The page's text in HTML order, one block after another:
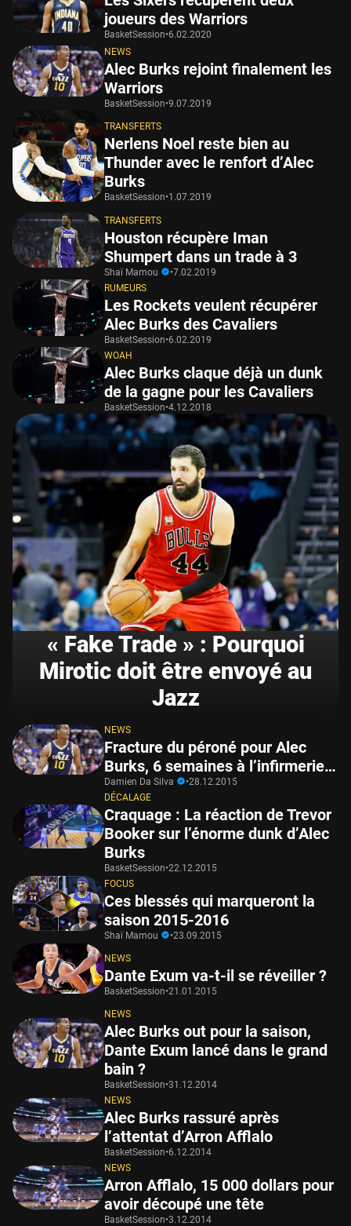
joueurs des Warriors
BasketSession•6.02.2020
NEWS
Alec Burks rejoint finalement les
Warriors
BasketSession•9.07.2019
TRANSFERTS
Nerlens Noel reste bien au
Thunder avec le renfort d’Alec
Burks
BasketSession•1.07.2019
TRANSFERTS
Houston récupère Iman
Shumpert dans un trade à 3
Shaï Mamou •7.02.2019
RUMEURS
Les Rockets veulent récupérer
Alec Burks des Cavaliers
BasketSession•6.02.2019
WOAH
Alec Burks claque déjà un dunk
de la gagne pour les Cavaliers
BasketSession•4.12.2018
« Fake Trade » : Pourquoi
Mirotic doit être envoyé au
Jazz
NEWS
Fracture du péroné pour Alec
Burks, 6 semaines à l’infirmerie…
Damien Da Silva •28.12.2015
DÉCALAGE
Craquage : La réaction de Trevor
Booker sur l’énorme dunk d’Alec
Burks
BasketSession•22.12.2015
FOCUS
Ces blessés qui marqueront la
saison 2015-2016
Shaï Mamou •23.09.2015
NEWS
Dante Exum va-t-il se réveiller ?
BasketSession•21.01.2015
NEWS
Alec Burks out pour la saison,
Dante Exum lancé dans le grand
bain ?
BasketSession•31.12.2014
NEWS
Alec Burks rassuré après
l’attentat d’Arron Afflalo
BasketSession•6.12.2014
NEWS
Arron Afflalo, 15 000 dollars pour
avoir découpé une tête
BasketSession•3.12.2014